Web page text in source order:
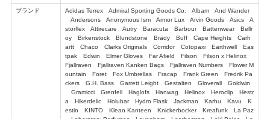
ブランド
Adidas Terrex Admiral Sporting Goods Co. Albam And Wander
Andersons Anonymous Ism Armor Lux Arvin Goods Asics A
storflex Attirecare Autry Baracuta Barbour Battenwear Bellr
oy Birkenstock Blundstone Brady Buff Cape Heights Carh
artt Chaco Clarks Originals Corridor Cotopaxi Earthwell Eas
tpak Edwin Elmer Gloves Far Afield Filson Filson x Helinox
Fjallraven Fjallraven Kanken Bags Fjallraven Numbers Flower M
ountain Foret Fox Umbrellas Fracap Frank Green Fredrik Pa
ckers G.H. Bass Garrett Leight Gestalten Gloverall Goldwin
Gramicci Grenfell Haglofs Hanwag Helinox Heroclip Hestr
a Hikerdelic Holubar Hydro Flask Jackman Karhu Kavu K
estin KINTO Klean Kanteen Knickerbocker Kreafunk La Paz